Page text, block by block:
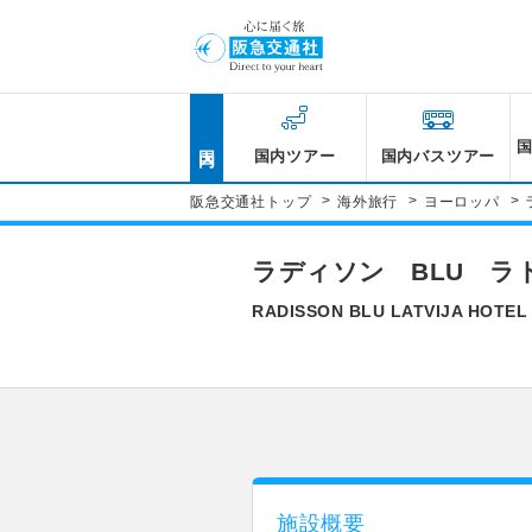
国内ツアー 国内バスツアー
阪急交通社トップ > 海外旅行 > ヨーロッパ >
ラディソン BLU ラ
RADISSON BLU LATVIJA HOTEL
施設概要